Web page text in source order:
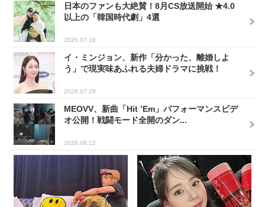
日本のファンも大絶賛！8月CS放送開始 ★4.0
以上の「韓国時代劇」4選
2026.07.16
イ・ミンジョン、新作「分かった、離婚しよ
う」で現実味あふれる夫婦ドラマに挑戦！
2026.07.28
MEOVV、新曲「Hit ’Em」パフォーマンスビデ
オ公開！戦闘モード全開のダン...
2026.06.12